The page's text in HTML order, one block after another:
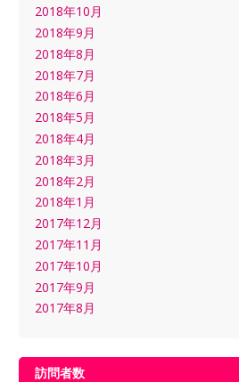
2018年10月
2018年9月
2018年8月
2018年7月
2018年6月
2018年5月
2018年4月
2018年3月
2018年2月
2018年1月
2017年12月
2017年11月
2017年10月
2017年9月
2017年8月
訪問者数